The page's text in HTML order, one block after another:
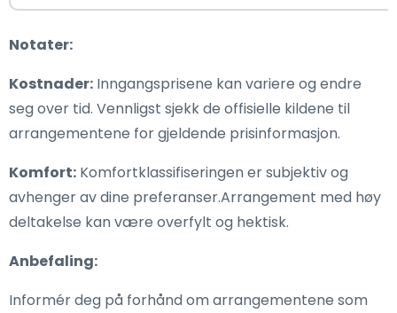
Notater:
Kostnader: Inngangsprisene kan variere og endre
seg over tid. Vennligst sjekk de offisielle kildene til
arrangementene for gjeldende prisinformasjon.
Komfort: Komfortklassifiseringen er subjektiv og
avhenger av dine preferanser.Arrangement med høy
deltakelse kan være overfylt og hektisk.
Anbefaling:
Informér deg på forhånd om arrangementene som